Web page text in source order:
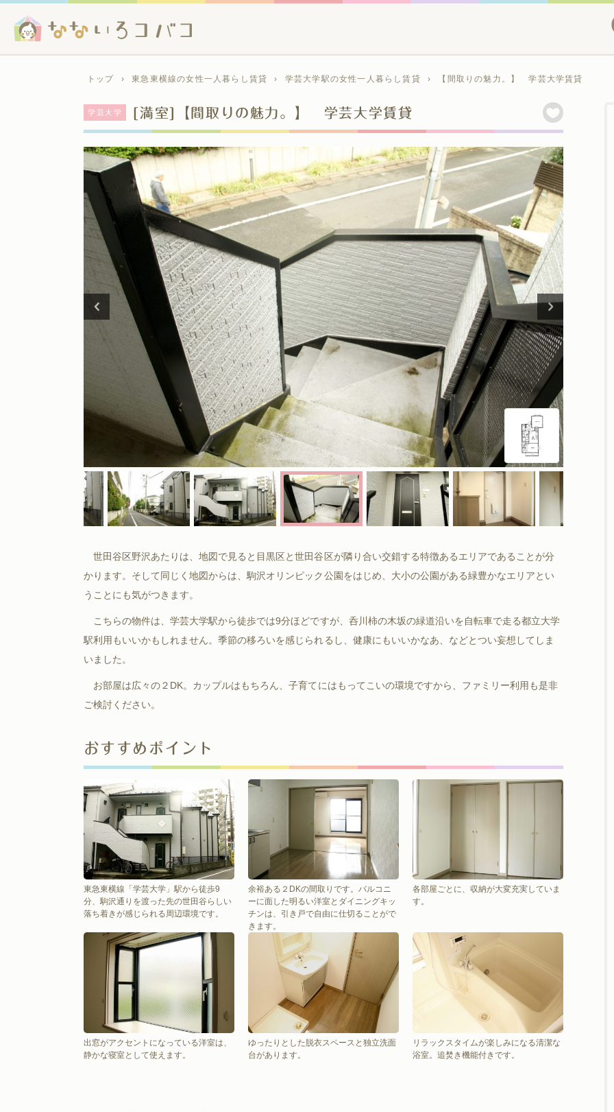
トップ › 東急東横線の女性一人暮らし賃貸 › 学芸大学駅の女性一人暮らし賃貸 › 【間取りの魅力。】 学芸大学賃貸
学芸大学 [満室]【間取りの魅力。】 学芸大学賃貸
世田谷区野沢あたりは、地図で見ると目黒区と世田谷区が隣り合い交錯する特徴あるエリアであることが分
かります。そして同じく地図からは、駒沢オリンピック公園をはじめ、大小の公園がある緑豊かなエリアとい
うことにも気がつきます。
こちらの物件は、学芸大学駅から徒歩では9分ほどですが、呑川柿の木坂の緑道沿いを自転車で走る都立大学
駅利用もいいかもしれません。季節の移ろいを感じられるし、健康にもいいかなあ、などとつい妄想してしま
いました。
お部屋は広々の２DK。カップルはもちろん、子育てにはもってこいの環境ですから、ファミリー利用も是非
ご検討ください。
おすすめポイント
東急東横線「学芸大学」駅から徒歩9
分、駒沢通りを渡った先の世田谷らしい
落ち着きが感じられる周辺環境です。
余裕ある２DKの間取りです。バルコニ
ーに面した明るい洋室とダイニングキッ
チンは、引き戸で自由に仕切ることがで
きます。
各部屋ごとに、収納が大変充実していま
す。
出窓がアクセントになっている洋室は、
静かな寝室として使えます。
ゆったりとした脱衣スペースと独立洗面
台があります。
リラックスタイムが楽しみになる清潔な
浴室。追焚き機能付きです。